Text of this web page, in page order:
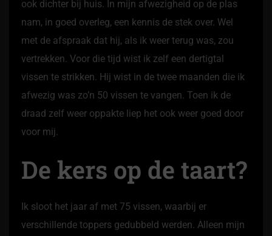
ook dichter bij huis. In mijn afwezigheid op de plas
nam, in goed overleg, een kennis de stek over. Wel
met de afspraak dat hij, als ik weer terug was, zou
vertrekken. Voor die tijd wist ik zelf een dertigtal
vissen te strikken. Hij wist in de twee maanden die ik
afwezig was zo’n 50 vissen te vangen. Toen ik de
draad zelf weer oppakte liep het ook weer goed door
voor mij.
De kers op de taart?
Ik sloot het jaar af met 75 vissen, waarbij er
verschillende toppers gedubbeld werden. Alleen mijn